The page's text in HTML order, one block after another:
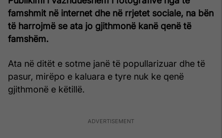
famshmit në internet dhe në rrjetet sociale, na bën
të harrojmë se ata jo gjithmonë kanë qenë të
famshëm.
Ata në ditët e sotme janë të popullarizuar dhe të
pasur, mirëpo e kaluara e tyre nuk ke qenë
gjithmonë e këtillë.